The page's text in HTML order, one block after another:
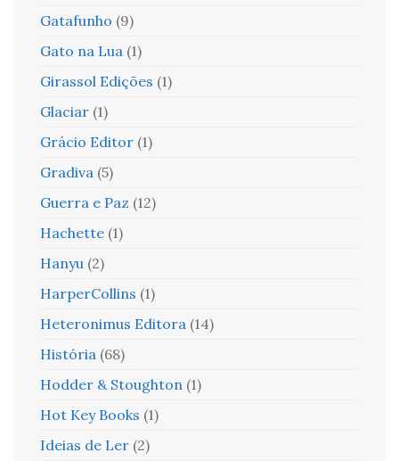
Gatafunho (9)
Gato na Lua (1)
Girassol Edições (1)
Glaciar (1)
Grácio Editor (1)
Gradiva (5)
Guerra e Paz (12)
Hachette (1)
Hanyu (2)
HarperCollins (1)
Heteronimus Editora (14)
História (68)
Hodder & Stoughton (1)
Hot Key Books (1)
Ideias de Ler (2)